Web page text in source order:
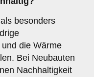
besonders
die Wärme
Bei Neubauten
Nachhaltigkeit